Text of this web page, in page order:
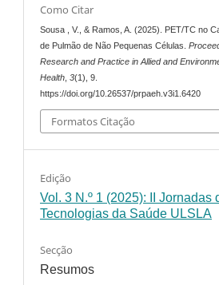
Como Citar
Sousa , V., & Ramos, A. (2025). PET/TC no
de Pulmão de Não Pequenas Células.
Research and Practice in Allied and
Health ,3(1), 9.
https://doi.org/10.26537/prpaeh.v3i1.6420
Formatos Citação
Edição
Vol. 3 N.º 1 (2025): II Jornadas
Tecnologias da Saúde ULSLA
Secção
Resumos